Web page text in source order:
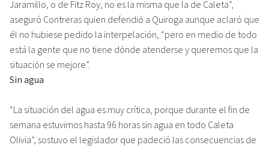
Jaramillo, o de Fitz Roy, no es la misma que la de Caleta”,
aseguró Contreras quien defendió a Quiroga aunque aclaró que
él no hubiese pedido la interpelación, “pero en medio de todo
está la gente que no tiene dónde atenderse y queremos que la
situación se mejore”.
Sin agua
“La situación del agua es muy crítica, porque durante el fin de
semana estuvimos hasta 96 horas sin agua en todo Caleta
Olivia”, sostuvo el legislador que padeció las consecuencias de